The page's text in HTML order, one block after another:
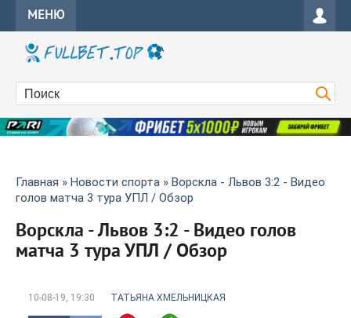
МЕНЮ
Главная » Новости спорта » Ворскла - Львов 3:2 - Видео
голов матча 3 тура УПЛ / Обзор
Ворскла - Львов 3:2 - Видео голов
матча 3 тура УПЛ / Обзор
10-08-19, 19:30 ТАТЬЯНА ХМЕЛЬНИЦКАЯ